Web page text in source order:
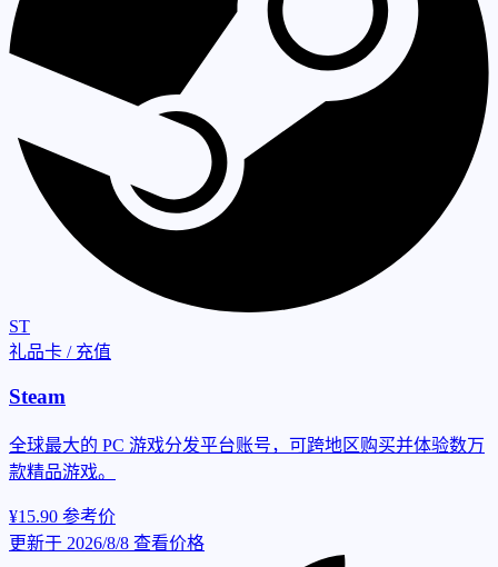
ST
礼品卡 / 充值
Steam
全球最大的 PC 游戏分发平台账号，可跨地区购买并体验数万
款精品游戏。
¥15.90 参考价
更新于 2026/8/8 查看价格